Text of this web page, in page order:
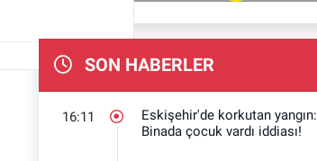
SON HABERLER
16:11
Eskişehir'de korkutan yangın:
Binada çocuk vardı iddiası!